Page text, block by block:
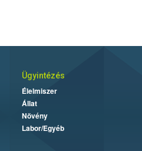
Ügyintézés
Élelmiszer
Állat
Növény
Labor/Egyéb